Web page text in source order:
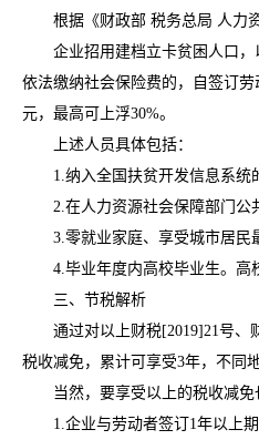
根据《财政部 税务总局 人力资
企业招用建档立卡贫困人口，以
依法缴纳社会保险费的，自签订
元，最高可上浮30%。
上述人员具体包括：
1.纳入全国扶贫开发信息系统的
2.在人力资源社会保障部门公共
3.零就业家庭、享受城市居民最
4.毕业年度内高校毕业生。高校
三、节税解析
通过对以上财税[2019]21号、财
税收减免，累计可享受3年，不同
当然，要享受以上的税收减免
1.企业与劳动者签订1年以上期